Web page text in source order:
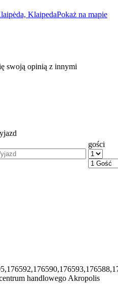
KlaipedaPokaż na mapie
swoją opinią z innymi
gości
handlowego Akropolis